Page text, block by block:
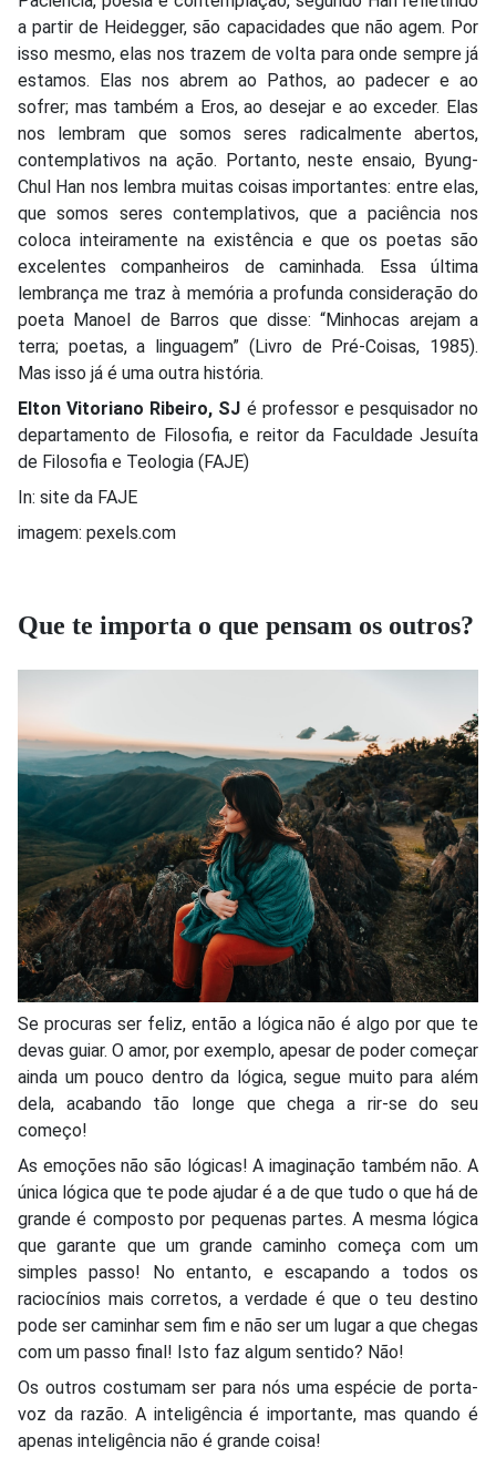
a partir de Heidegger, são capacidades que não agem. Por
isso mesmo, elas nos trazem de volta para onde sempre já
estamos. Elas nos abrem ao Pathos, ao padecer e ao
sofrer; mas também a Eros, ao desejar e ao exceder. Elas
nos lembram que somos seres radicalmente abertos,
contemplativos na ação. Portanto, neste ensaio, Byung-
Chul Han nos lembra muitas coisas importantes: entre elas,
que somos seres contemplativos, que a paciência nos
coloca inteiramente na existência e que os poetas são
excelentes companheiros de caminhada. Essa última
lembrança me traz à memória a profunda consideração do
poeta Manoel de Barros que disse: “Minhocas arejam a
terra; poetas, a linguagem” (Livro de Pré-Coisas, 1985).
Mas isso já é uma outra história.
Elton Vitoriano Ribeiro, SJ é professor e pesquisador no
departamento de Filosofia, e reitor da Faculdade Jesuíta
de Filosofia e Teologia (FAJE)
In: site da FAJE
imagem: pexels.com
Que te importa o que pensam os outros?
Se procuras ser feliz, então a lógica não é algo por que te
devas guiar. O amor, por exemplo, apesar de poder começar
ainda um pouco dentro da lógica, segue muito para além
dela, acabando tão longe que chega a rir-se do seu
começo!
As emoções não são lógicas! A imaginação também não. A
única lógica que te pode ajudar é a de que tudo o que há de
grande é composto por pequenas partes. A mesma lógica
que garante que um grande caminho começa com um
simples passo! No entanto, e escapando a todos os
raciocínios mais corretos, a verdade é que o teu destino
pode ser caminhar sem fim e não ser um lugar a que chegas
com um passo final! Isto faz algum sentido? Não!
Os outros costumam ser para nós uma espécie de porta-
voz da razão. A inteligência é importante, mas quando é
apenas inteligência não é grande coisa!